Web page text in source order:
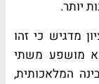
יותר.
מדגיש כי זהו
מושפע משתי
המלאכותית,